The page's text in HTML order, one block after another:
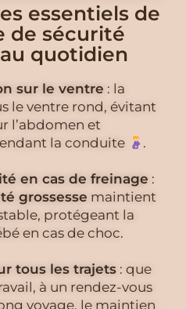
essentiels de
de sécurité
quotidien
sur le ventre : la
le ventre rond, évitant
l’abdomen et
la conduite
.
en cas de freinage :
grossesse maintient
protégeant la
en cas de choc.
tous les trajets : que
à un rendez-vous
voyage, le maintien